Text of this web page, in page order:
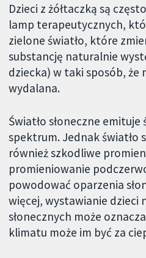
Dzieci z żółtaczką są
lamp terapeutycznych,
zielone światło, które
substancję naturalnie
dziecka) w taki sposób, że
wydalana.
Światło słoneczne
spektrum. Jednak światło
również szkodliwe
promieniowanie
powodować oparzenia
więcej, wystawianie dzieci
słonecznych może
klimatu może im być za